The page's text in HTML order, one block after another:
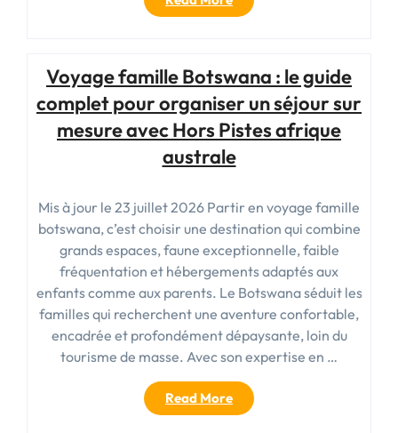
argentine
complet
pour
préparer
son
départ »
Voyage famille Botswana : le guide
complet pour organiser un séjour sur
mesure avec Hors Pistes afrique
australe
Mis à jour le 23 juillet 2026 Partir en voyage famille
botswana, c’est choisir une destination qui combine
grands espaces, faune exceptionnelle, faible
fréquentation et hébergements adaptés aux
enfants comme aux parents. Le Botswana séduit les
familles qui recherchent une aventure confortable,
encadrée et profondément dépaysante, loin du
tourisme de masse. Avec son expertise en …
Read More« Voyage
famille